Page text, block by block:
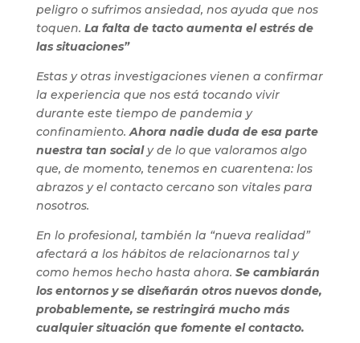
peligro o sufrimos ansiedad, nos ayuda que nos
toquen. La falta de tacto aumenta el estrés de
las situaciones”
Estas y otras investigaciones vienen a confirmar
la experiencia que nos está tocando vivir
durante este tiempo de pandemia y
confinamiento.Ahora nadie duda de esa parte
nuestra tan socialy de lo que valoramos algo
que, de momento, tenemos en cuarentena: los
abrazos y el contacto cercano son vitales para
nosotros.
En lo profesional, también la “nueva realidad”
afectará a los hábitos de relacionarnos tal y
como hemos hecho hasta ahora. Se cambiarán
los entornos y se diseñarán otros nuevos donde,
probablemente, se restringirá mucho más
cualquier situación que fomente el contacto.